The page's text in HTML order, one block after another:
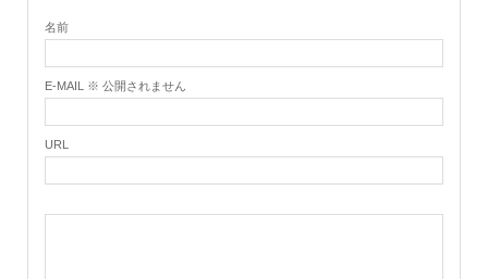
名前
E-MAIL ※ 公開されません
URL